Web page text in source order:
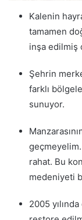
Kalenin
tamamen
inşa edilmiş
Şehrin
farklı
sunuyor.
rahat. Bu
medeniyeti
2005